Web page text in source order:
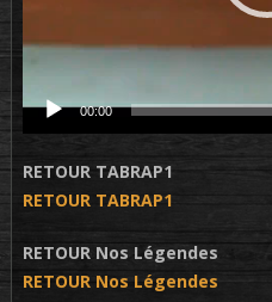
00:00
RETOUR TABRAP1
RETOUR TABRAP1
RETOUR Nos Légendes
RETOUR Nos Légendes